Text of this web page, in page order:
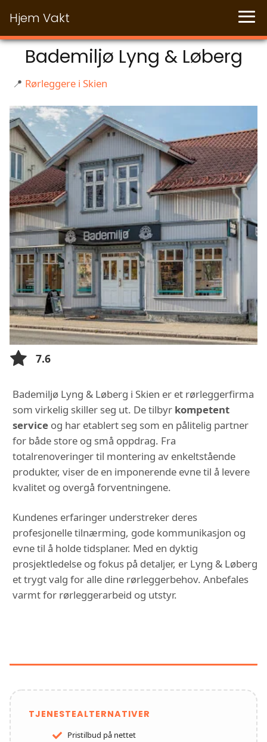
Hjem Vakt
Bademiljø Lyng & Løberg
📍 Rørleggere i Skien
7.6
Bademiljø Lyng & Løberg i Skien er et rørleggerfirma
som virkelig skiller seg ut. De tilbyr kompetent
service og har etablert seg som en pålitelig partner
for både store og små oppdrag. Fra
totalrenoveringer til montering av enkeltstående
produkter, viser de en imponerende evne til å levere
kvalitet og overgå forventningene.
Kundenes erfaringer understreker deres
profesjonelle tilnærming, gode kommunikasjon og
evne til å holde tidsplaner. Med en dyktig
prosjektledelse og fokus på detaljer, er Lyng & Løberg
et trygt valg for alle dine rørleggerbehov. Anbefales
varmt for rørleggerarbeid og utstyr.
TJENESTEALTERNATIVER
Pristilbud på nettet